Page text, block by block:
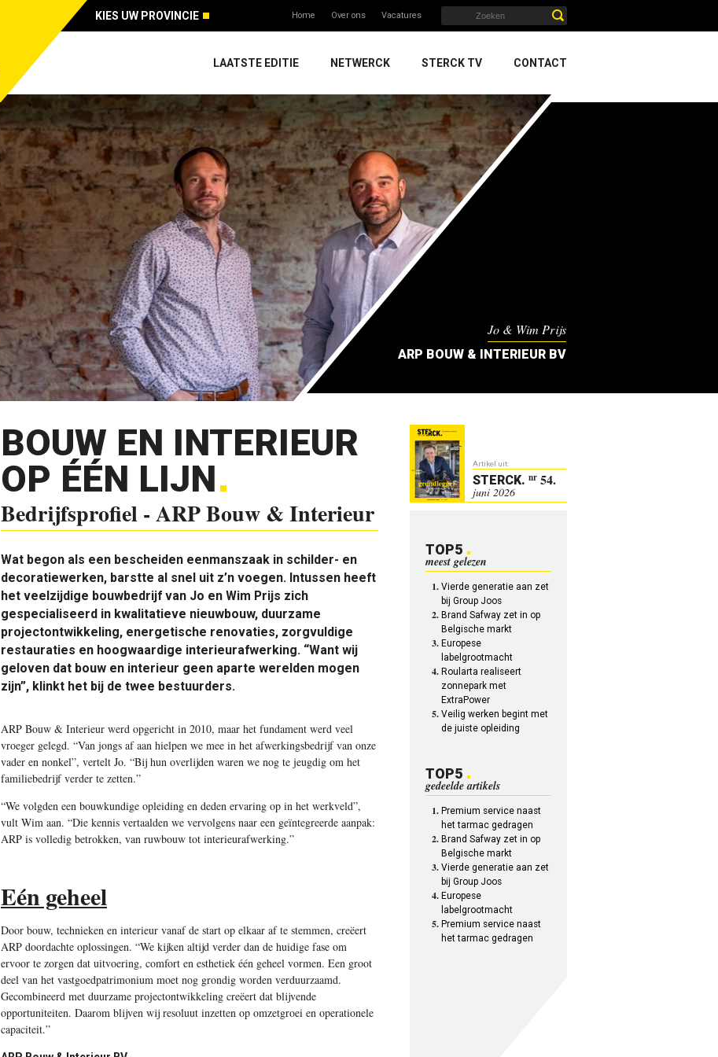
KIES UW PROVINCIE Home Over ons Vacatures
LAATSTE EDITIE NETWERCK STERCK TV CONTACT
Jo & Wim Prijs
ARP BOUW & INTERIEUR BV
BOUW EN INTERIEUR
OP ÉÉN LIJN
Bedrijfsprofiel - ARP Bouw & Interieur
Wat begon als een bescheiden eenmanszaak in schilder- en
decoratiewerken, barstte al snel uit z’n voegen. Intussen heeft
het veelzijdige bouwbedrijf van Jo en Wim Prijs zich
gespecialiseerd in kwalitatieve nieuwbouw, duurzame
projectontwikkeling, energetische renovaties, zorgvuldige
restauraties en hoogwaardige interieurafwerking. “Want wij
geloven dat bouw en interieur geen aparte werelden mogen
zijn”, klinkt het bij de twee bestuurders.
ARP Bouw & Interieur werd opgericht in 2010, maar het fundament werd veel
vroeger gelegd. “Van jongs af aan hielpen we mee in het afwerkingsbedrijf van onze
vader en nonkel”, vertelt Jo. “Bij hun overlijden waren we nog te jeugdig om het
familiebedrijf verder te zetten.”
“We volgden een bouwkundige opleiding en deden ervaring op in het werkveld”,
vult Wim aan. “Die kennis vertaalden we vervolgens naar een geïntegreerde aanpak:
ARP is volledig betrokken, van ruwbouw tot interieurafwerking.”
Eén geheel
Door bouw, technieken en interieur vanaf de start op elkaar af te stemmen, creëert
ARP doordachte oplossingen. “We kijken altijd verder dan de huidige fase om
ervoor te zorgen dat uitvoering, comfort en esthetiek één geheel vormen. Een groot
deel van het vastgoedpatrimonium moet nog grondig worden verduurzaamd.
Gecombineerd met duurzame projectontwikkeling creëert dat blijvende
opportuniteiten. Daarom blijven wij resoluut inzetten op omzetgroei en operationele
capaciteit.”
Artikel uit:
STERCK. nr 54.
juni 2026
TOP5
meest gelezen
Vierde generatie aan zet
bij Group Joos
Brand Safway zet in op
Belgische markt
Europese
labelgrootmacht
Roularta realiseert
zonnepark met
ExtraPower
Veilig werken begint met
de juiste opleiding
TOP5
gedeelde artikels
Premium service naast
het tarmac gedragen
Brand Safway zet in op
Belgische markt
Vierde generatie aan zet
bij Group Joos
Europese
labelgrootmacht
Premium service naast
het tarmac gedragen